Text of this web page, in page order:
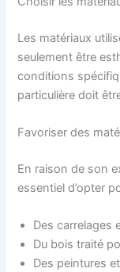
Les matériaux
seulement être
conditions
particulière doit
Favoriser des
En raison de son
essentiel d’opter
Des carrelages
Du bois traité
Des peintures